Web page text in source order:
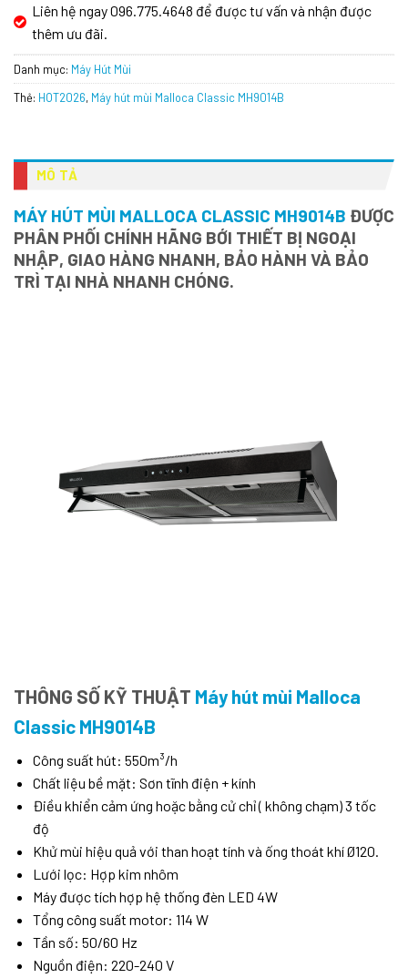
Liên hệ ngay 096.775.4648 để được tư vấn và nhận được
thêm ưu đãi.
Danh mục: Máy Hút Mùi
Thẻ: HOT2026, Máy hút mùi Malloca Classic MH9014B
MÔ TẢ
MÁY HÚT MÙI MALLOCA CLASSIC MH9014B ĐƯỢC
PHÂN PHỐI CHÍNH HÃNG BỚI THIẾT BỊ NGOẠI
NHẬP, GIAO HÀNG NHANH, BẢO HÀNH VÀ BẢO
TRÌ TẠI NHÀ NHANH CHÓNG.
THÔNG SỐ KỸ THUẬT Máy hút mùi Malloca
Classic MH9014B
Công suất hút: 550m³/h
Chất liệu bề mặt: Sơn tĩnh điện + kính
Điều khiển cảm ứng hoặc bằng cử chỉ ( không chạm) 3 tốc
độ
Khử mùi hiệu quả với than hoạt tính và ống thoát khí Ø120.
Lưới lọc: Hợp kim nhôm
Máy được tích hợp hệ thống đèn LED 4W
Tổng công suất motor: 114 W
Tần số: 50/60 Hz
Nguồn điện: 220-240 V